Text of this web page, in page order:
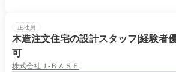
正社員
木造注文住宅の設計スタッフ|経験者
可
株式会社Ｊ‐ＢＡＳＥ